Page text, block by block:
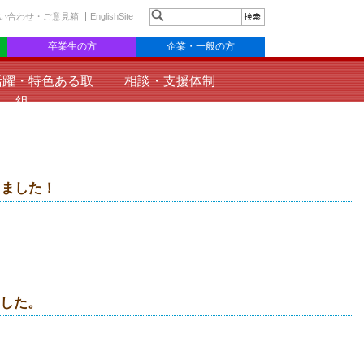
合わせ・ご意見箱 EnglishSite
卒業生の方 企業・一般の方
・特色ある取
組
相談・支援体制
した！
た。